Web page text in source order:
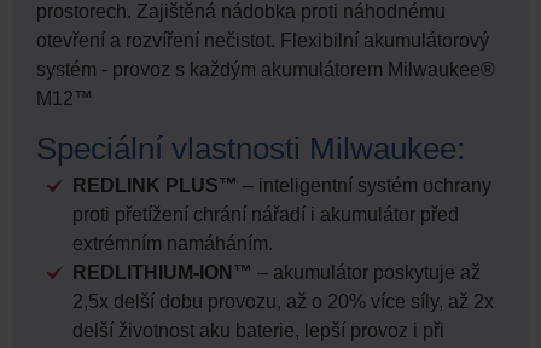
prostorech. Zajištěná nádobka proti náhodnému
otevření a rozvíření nečistot. Flexibilní akumulátorový
systém - provoz s každým akumulátorem Milwaukee®
M12™
Speciální vlastnosti Milwaukee:
REDLINK PLUS™ – inteligentní systém ochrany
proti přetížení chrání nářadí i akumulátor před
extrémním namáháním.
REDLITHIUM-ION™ – akumulátor poskytuje až
2,5x delší dobu provozu, až o 20% více síly, až 2x
delší životnost aku baterie, lepší provoz i při